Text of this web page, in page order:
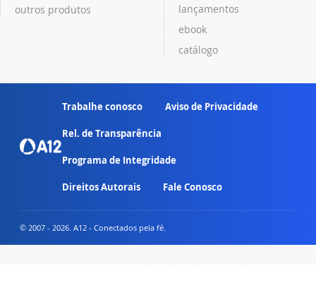
outros produtos
lançamentos
ebook
catálogo
Trabalhe conosco Aviso de Privacidade
Rel. de Transparência
Programa de Integridade
Direitos Autorais Fale Conosco
© 2007 - 2026. A12 - Conectados pela fé.